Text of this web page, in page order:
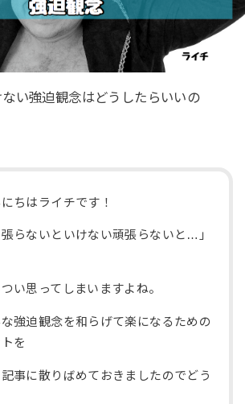
い強迫観念はどうしたらいいの
にちはライチです！
張らないといけない頑張らないと…」
い思ってしまいますよね。
強迫観念を和らげて楽になるための
を
記事に散りばめておきましたのでどう